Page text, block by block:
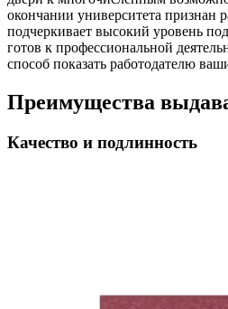
окончании университета признан
подчеркивает высокий уровень
готов к профессиональной
способ показать работодателю
Преимущества
Качество и подлинность